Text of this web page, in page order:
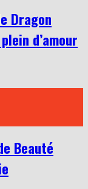
Dragon
d’amour
Beauté